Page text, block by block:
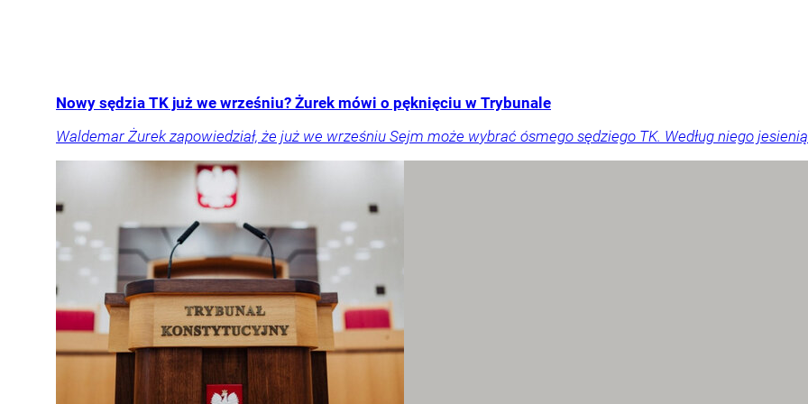
Nowy sędzia TK już we wrześniu? Żurek mówi o pęknięciu w Trybunale
Waldemar Żurek zapowiedział, że już we wrześniu Sejm może wybrać ósmego sędziego TK. Według niego jesienią